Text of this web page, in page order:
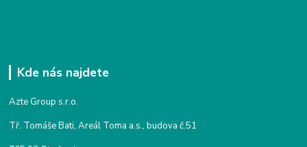
Kde nás najdete
Azte Group s.r.o.
Tř. Tomáše Bati, Areál Toma a.s., budova č.51